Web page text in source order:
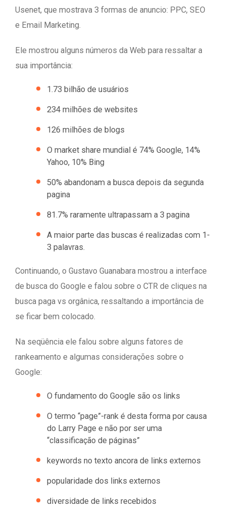
Usenet, que mostrava 3 formas de anuncio: PPC, SEO
e Email Marketing.
Ele mostrou alguns números da Web para ressaltar a
sua importância:
1.73 bilhão de usuários
234 milhões de websites
126 milhões de blogs
O market share mundial é 74% Google, 14%
Yahoo, 10% Bing
50% abandonam a busca depois da segunda
pagina
81.7% raramente ultrapassam a 3 pagina
A maior parte das buscas é realizadas com 1-
3 palavras.
Continuando, o Gustavo Guanabara mostrou a interface
de busca do Google e falou sobre o CTR de cliques na
busca paga vs orgânica, ressaltando a importância de
se ficar bem colocado.
Na seqüência ele falou sobre alguns fatores de
rankeamento e algumas considerações sobre o
Google:
O fundamento do Google são os links
O termo “page”-rank é desta forma por causa
do Larry Page e não por ser uma
“classificação de páginas”
keywords no texto ancora de links externos
popularidade dos links externos
diversidade de links recebidos